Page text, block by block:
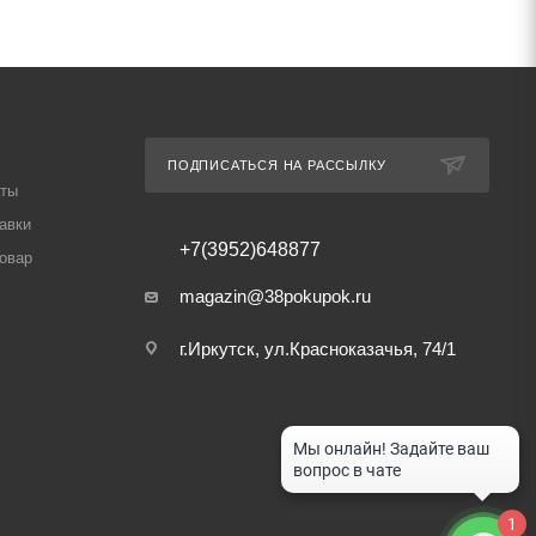
ПОДПИСАТЬСЯ НА РАССЫЛКУ
+7(3952)648877
magazin@38pokupok.ru
г.Иркутск, ул.Красноказачья, 74/1
1